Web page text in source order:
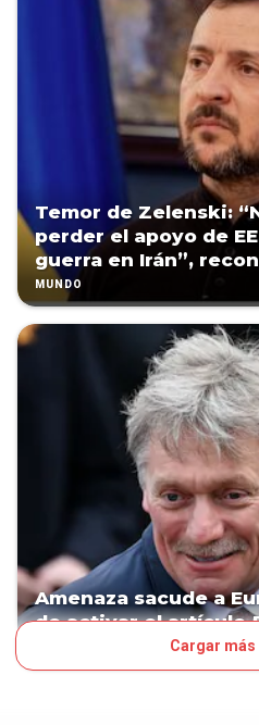
Temor de Zelenski:
perder el apoyo de
guerra en Irán”,
MUNDO
Amenaza sacude a
de activar el artículo
Cargar